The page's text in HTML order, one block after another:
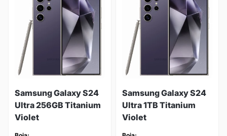
Samsung Galaxy S24
Ultra 256GB Titanium
Violet
Samsung Galaxy S24
Ultra 1TB Titanium
Violet